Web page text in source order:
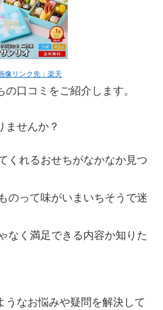
像リンク先：楽天
口コミをご紹介します。
ませんか？
くれるおせちがなかなか見つ
のって味がいまいちそうで迷
なく満足できる内容か知りた
うなお悩みや疑問を解決して